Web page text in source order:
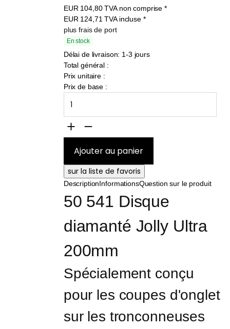
EUR 104,80TVA non comprise *
EUR 124,71TVA incluse *
plus frais de port
En stock
Délai de livraison: 1-3 jours
Total général :
Prix unitaire :
Prix de base :
DescriptionInformationsQuestion sur le produit
50 541 Disque
diamanté Jolly Ultra
200mm
Spécialement conçu
pour les coupes d'onglet
sur les tronconneuses